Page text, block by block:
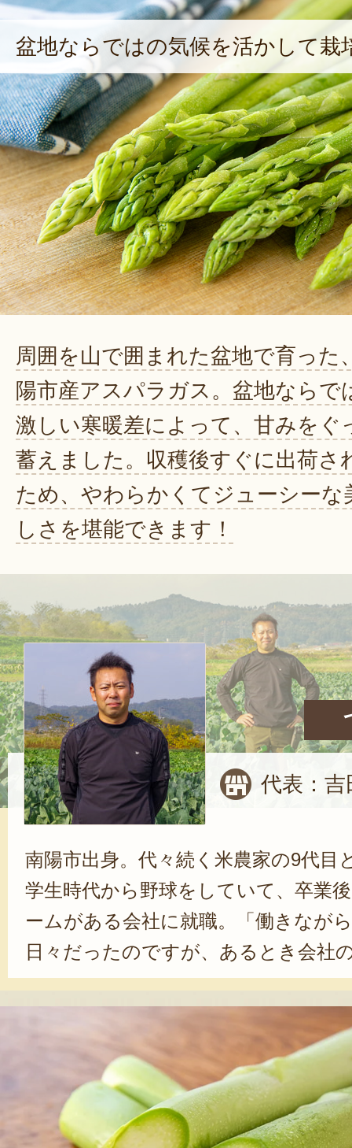
盆地ならではの気候を活かして栽
周囲を山で囲まれた盆地で育った
陽市産アスパラガス。盆地ならで
激しい寒暖差によって、甘みをぐ
蓄えました。収穫後すぐに出荷さ
ため、やわらかくてジューシーな
しさを堪能できます！
代表：吉
南陽市出身。代々続く米農家の9代目
学生時代から野球をしていて、卒業
ームがある会社に就職。「働きなが
日々だったのですが、あるとき会社
くなってしまったんです。それを機
手伝うようになりました。何かしら
性格なんですよね」と、吉田さん。
に情熱を注ぐようになり、会社を辞
を決意。吉田さんが就農したタイミ
ガスやロマネスコといった野菜の栽